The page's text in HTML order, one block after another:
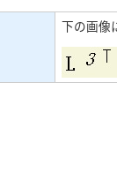
下の画像